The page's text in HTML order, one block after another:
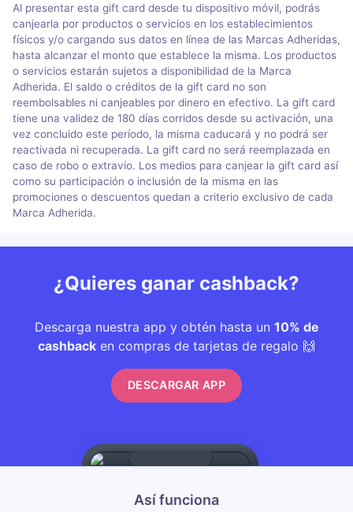
Al presentar esta gift card desde tu dispositivo móvil, podrás
canjearla por productos o servicios en los establecimientos
físicos y/o cargando sus datos en línea de las Marcas Adheridas,
hasta alcanzar el monto que establece la misma. Los productos
o servicios estarán sujetos a disponibilidad de la Marca
Adherida. El saldo o créditos de la gift card no son
reembolsables ni canjeables por dinero en efectivo. La gift card
tiene una validez de 180 días corridos desde su activación, una
vez concluido este período, la misma caducará y no podrá ser
reactivada ni recuperada. La gift card no será reemplazada en
caso de robo o extravío. Los medios para canjear la gift card así
como su participación o inclusión de la misma en las
promociones o descuentos quedan a criterio exclusivo de cada
Marca Adherida.
¿Quieres ganar cashback?
Descarga nuestra app y obtén hasta un 10% de
cashback en compras de tarjetas de regalo 🙌
DESCARGAR APP
Así funciona